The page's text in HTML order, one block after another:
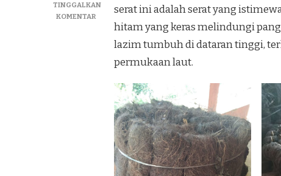
TINGGALKAN
KOMENTARPADA
RESAPAN
BEKASI
serat ini adalah serat yang
hitam yang keras melindungi
lazim tumbuh di dataran tinggi,
permukaan laut.